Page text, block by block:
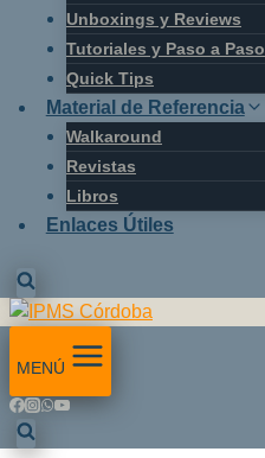
Unboxings y Reviews
Tutoriales y Paso a Paso
Quick Tips
Material de Referencia
Walkaround
Revistas
Libros
Enlaces Útiles
MENÚ